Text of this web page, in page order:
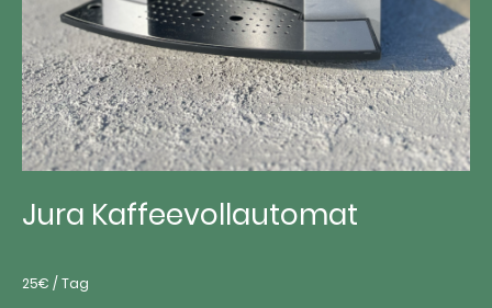
Jura Kaffeevollautomat
25€ / Tag